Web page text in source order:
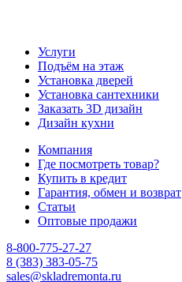
Услуги
Подъём на этаж
Установка дверей
Установка сантехники
Заказать 3D дизайн
Дизайн кухни
Компания
Где посмотреть товар?
Купить в кредит
Гарантия, обмен и возврат
Статьи
Оптовые продажи
8-800-775-27-27
8 (383) 383-05-75
sales@skladremonta.ru